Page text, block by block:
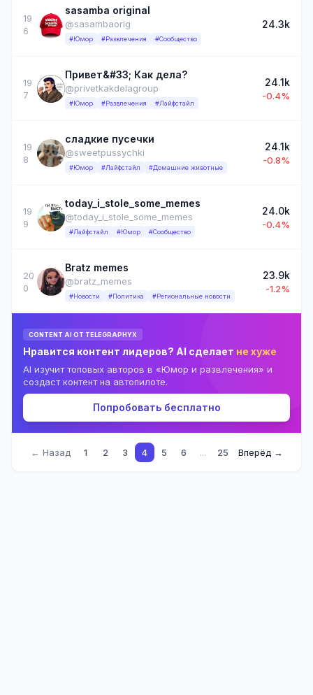
19
6
sasamba original
@sasambaorig
#Юмор #Развлечения #Сообщество
24.3k
19
7
Привет&#33; Как дела?
@privetkakdelagroup
#Юмор #Развлечения #Лайфстайл
24.1k
-0.4%
19
8
сладкие пусечки
@sweetpussychki
#Юмор #Лайфстайл #Домашние животные
24.1k
-0.8%
19
9
today_i_stole_some_memes
@today_i_stole_some_memes
#Лайфстайл #Юмор #Сообщество
24.0k
-0.4%
20
0
Bratz memes
@bratz_memes
#Новости #Политика #Региональные новости
23.9k
-1.2%
CONTENT AI ОТ TELEGRAPHYX
Нравится контент лидеров? AI сделает не хуже
AI изучит топовых авторов в «Юмор и развлечения» и
создаст контент на автопилоте.
Попробовать бесплатно
← Назад 1 2 3 4 5 6 ... 25 Вперёд →